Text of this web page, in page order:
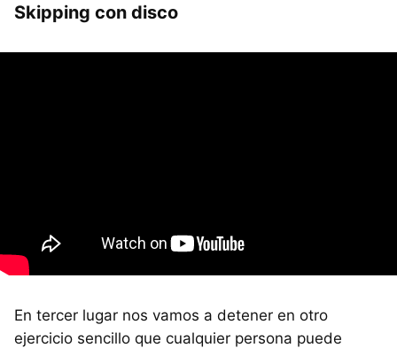
Skipping con disco
En tercer lugar nos vamos a detener en otro
ejercicio sencillo que cualquier persona puede